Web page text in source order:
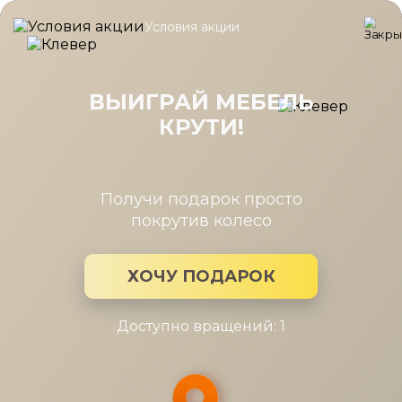
Главная / Каталог мебели / Зеркала Панель Челси серый/
белый/туя, Римини серый/туя с
зеркалом дл.606
Условия акции
ВЫИГРАЙ МЕБЕЛЬ
КРУТИ!
Получи подарок просто
покрутив колесо
ХОЧУ ПОДАРОК
Доступно вращений: 1